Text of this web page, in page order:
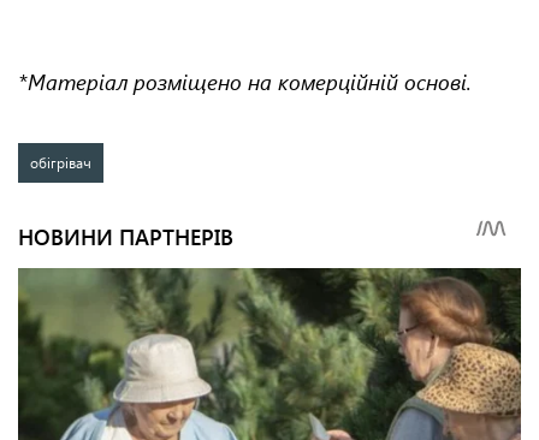
*Матеріал розміщено на комерційній основі.
обігрівач